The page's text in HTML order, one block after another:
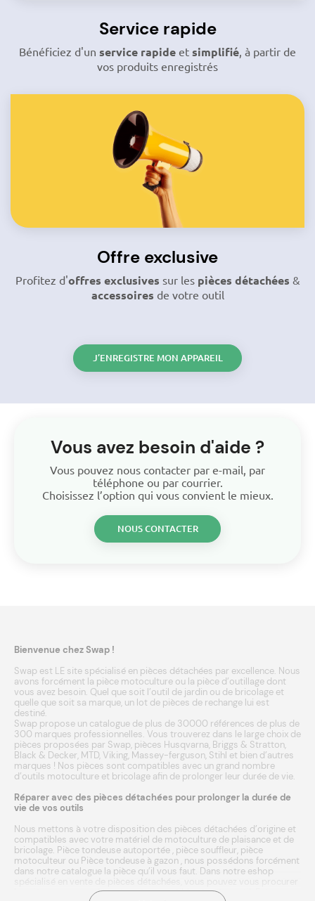
Service rapide
Bénéficiez d'un service rapide et simplifié , à partir de
vos produits enregistrés
Offre exclusive
Profitez d'offres exclusives sur les pièces détachées &
accessoires de votre outil
J’ENREGISTRE MON APPAREIL
Vous avez besoin d'aide ?
Vous pouvez nous contacter par e-mail, par
téléphone ou par courrier.
Choisissez l’option qui vous convient le mieux.
NOUS CONTACTER
Bienvenue chez Swap !
Swap est LE site spécialisé en pièces détachées par excellence. Nous
avons forcément la pièce motoculture ou la pièce d’outillage dont
vous avez besoin. Quel que soit l’outil de jardin ou de bricolage et
quelle que soit sa marque, un lot de pièces de rechange lui est
destiné.
Swap propose un catalogue de plus de 30000 références de plus de
300 marques professionnelles. Vous trouverez dans le large choix de
pièces proposées par Swap, pièces Husqvarna, Briggs & Stratton,
Black & Decker, MTD,Viking, Massey-ferguson, Stihl et bien d’autres
marques ! Nos pièces sont compatibles avec un grand nombre
d’outils motoculture et bricolage afin de prolonger leur durée de vie.
Réparer avec des pièces détachées pour prolonger la durée de
vie de vos outils
Nous mettons à votre disposition des pièces détachées d’origine et
compatibles avec votre matériel de motoculture de plaisance et de
bricolage. Pièce tondeuse autoportée , pièce souffleur, pièce
motoculteur ou Pièce tondeuse à gazon , nous possédons forcément
dans notre catalogue la pièce qu’il vous faut. Dans notre eshop
spécialisé en vente de pièces détachées, vous pouvez vous procurer
les pièces neuves adéquates et compatibles à votre outil. Entrez